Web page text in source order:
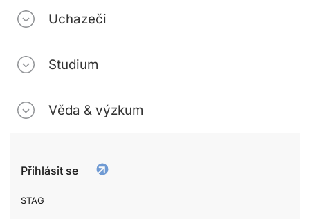
Uchazeči
Studium
Věda & výzkum
Přihlásit se
STAG